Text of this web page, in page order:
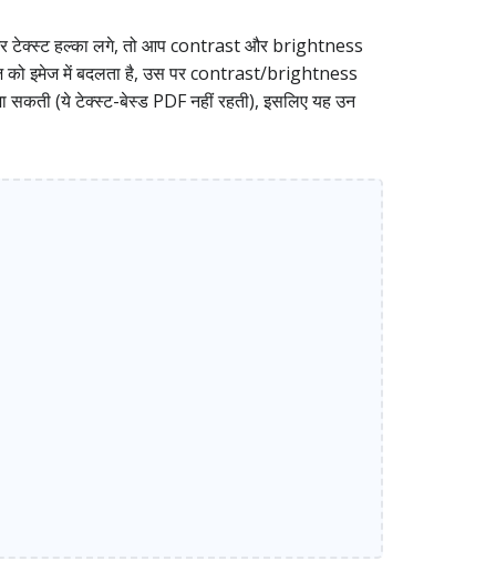
टेक्स्ट हल्का लगे, तो आप contrast और brightness
को इमेज में बदलता है, उस पर contrast/brightness
(ये टेक्स्ट-बेस्ड PDF नहीं रहती), इसलिए यह उन